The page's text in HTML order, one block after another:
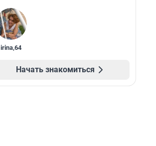
irina,64
Начать знакомиться